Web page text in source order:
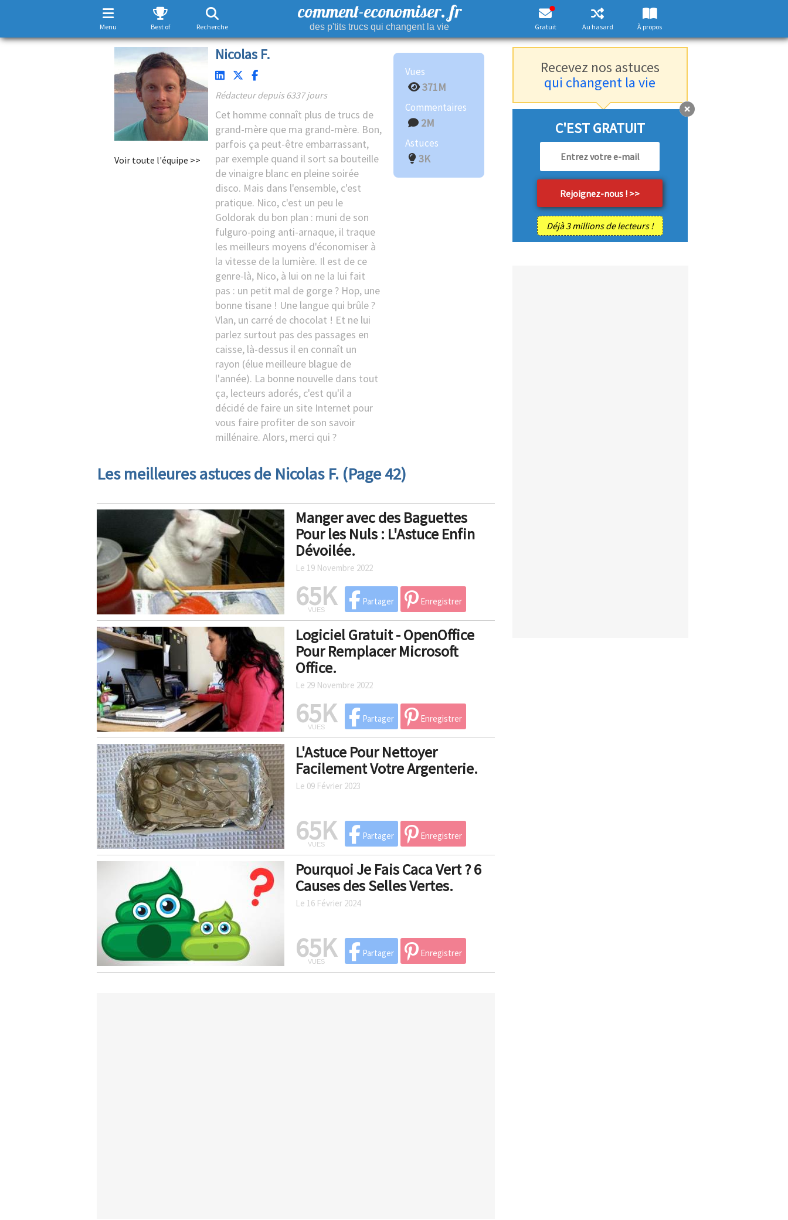
Menu Best of Recherche
comment-economiser. fr
des p'tits trucs qui changent la vie Gratuit Au hasard À propos
Voir toute l'équipe >>
Nicolas F.
Rédacteur depuis 6337 jours
Cet homme connaît plus de trucs de
grand-mère que ma grand-mère. Bon,
parfois ça peut-être embarrassant,
par exemple quand il sort sa bouteille
de vinaigre blanc en pleine soirée
disco. Mais dans l'ensemble, c'est
pratique. Nico, c'est un peu le
Goldorak du bon plan : muni de son
fulguro-poing anti-arnaque, il traque
les meilleurs moyens d'économiser à
la vitesse de la lumière. Il est de ce
genre-là, Nico, à lui on ne la lui fait
pas : un petit mal de gorge ? Hop, une
bonne tisane ! Une langue qui brûle ?
Vlan, un carré de chocolat ! Et ne lui
parlez surtout pas des passages en
caisse, là-dessus il en connaît un
rayon (élue meilleure blague de
l'année). La bonne nouvelle dans tout
ça, lecteurs adorés, c'est qu'il a
décidé de faire un site Internet pour
vous faire profiter de son savoir
millénaire. Alors, merci qui ?
Vues
371M
Commentaires
2M
Astuces
3K
Les meilleures astuces de Nicolas F. (Page 42)
Manger avec des Baguettes
Pour les Nuls : L'Astuce Enfin
Dévoilée.
Le 19 Novembre 2022
65K
VUES
Partager Enregistrer
Logiciel Gratuit - OpenOffice
Pour Remplacer Microsoft
Office.
Le 29 Novembre 2022
65K
VUES
Partager Enregistrer
L'Astuce Pour Nettoyer
Facilement Votre Argenterie.
Le 09 Février 2023
65K
VUES
Partager Enregistrer
Pourquoi Je Fais Caca Vert ? 6
Causes des Selles Vertes.
Le 16 Février 2024
65K
VUES
Partager Enregistrer
Recevez nos astuces
qui changent la vie
C'EST GRATUIT
Déjà 3 millions de lecteurs !